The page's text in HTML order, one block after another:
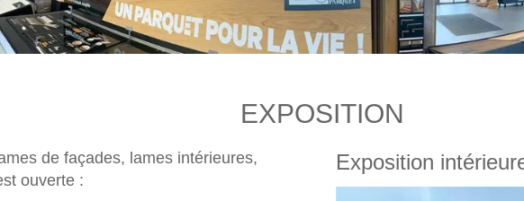
EXPOSITION
de façades, lames intérieures,
ouverte :
Exposition